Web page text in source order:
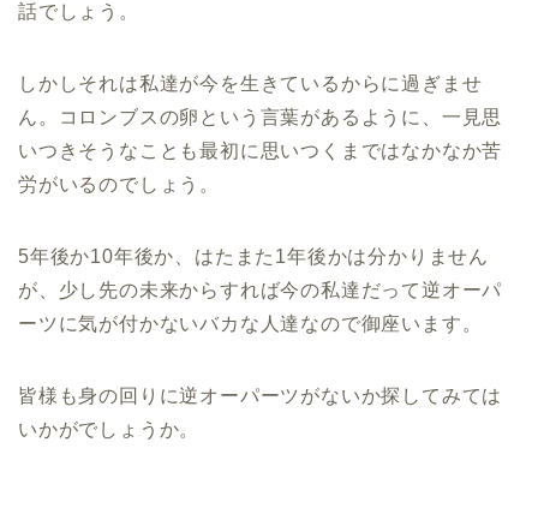
話でしょう。
しかしそれは私達が今を生きているからに過ぎませ
ん。コロンブスの卵という言葉があるように、一見思
いつきそうなことも最初に思いつくまではなかなか苦
労がいるのでしょう。
5年後か10年後か、はたまた1年後かは分かりません
が、少し先の未来からすれば今の私達だって逆オーパ
ーツに気が付かないバカな人達なので御座います。
皆様も身の回りに逆オーパーツがないか探してみては
いかがでしょうか。